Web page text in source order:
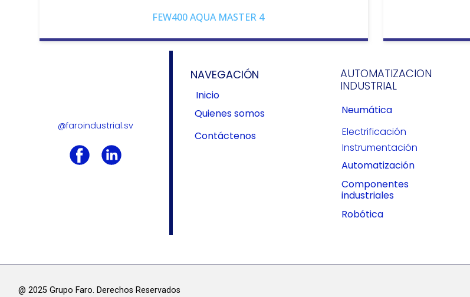
FEW400 AQUA MASTER 4
@faroindustrial.sv
NAVEGACIÓN
Inicio
Quienes somos
Contáctenos
AUTOMATIZACION
INDUSTRIAL
Neumática
Electrificación
Instrumentación
Automatización
Componentes
industriales
Robótica
@ 2025 Grupo Faro. Derechos Res​ervados